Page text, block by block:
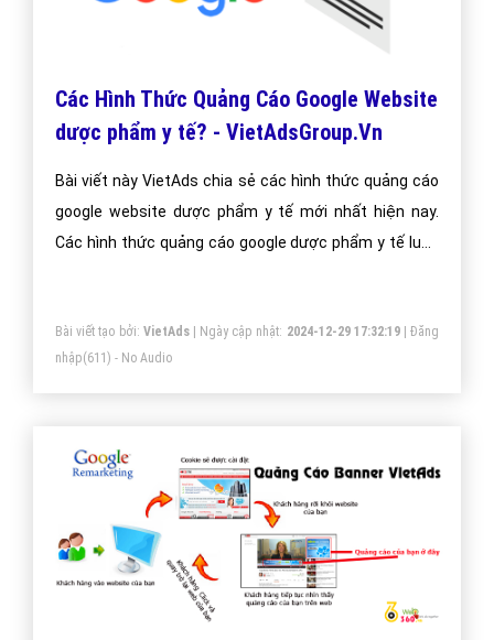
Các Hình Thức Quảng Cáo Google Website
dược phẩm y tế? - VietAdsGroup.Vn
Bài viết này VietAds chia sẻ các hình thức quảng cáo
google website dược phẩm y tế mới nhất hiện nay.
Các hình thức quảng cáo google dược phẩm y tế luôn
Bài viết tạo bởi: VietAds| Ngày cập nhật: 2024-12-29 17:32:19|Đăng
nhập(611) - No Audio